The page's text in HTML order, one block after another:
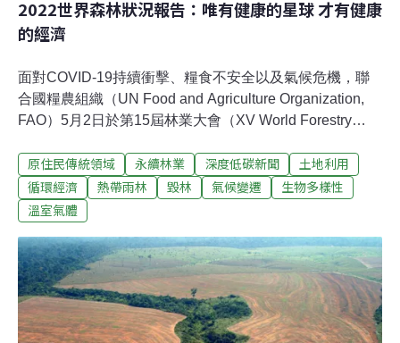
2022世界森林狀況報告：唯有健康的星球 才有健康
的經濟
面對COVID-19持續衝擊、糧食不安全以及氣候危機，聯
合國糧農組織（UN Food and Agriculture Organization,
FAO）5月2日於第15屆林業大會（XV World Forestry
（The State of the World's Forest 2022, SOFO 2022）。
報告指出，透過對三條路徑的投資，並納入原住民族與在
地社區（Indigenous peoples and local
communities, IPLCs）的參與，森林除了能調適氣候危
機，還能帶來高經濟效益。九成伐林肇因於農業 未來農業
恐反受伐林衝擊
原住民傳統領域 永續林業 深度低碳新聞
土地利用
循環經濟
熱帶雨林 毀林 氣候變遷
生物多樣性
溫室氣體